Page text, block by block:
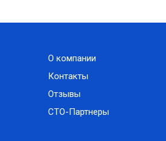
О компании
Контакты
Отзывы
СТО-Партнеры